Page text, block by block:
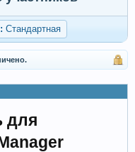
Стандартная
для